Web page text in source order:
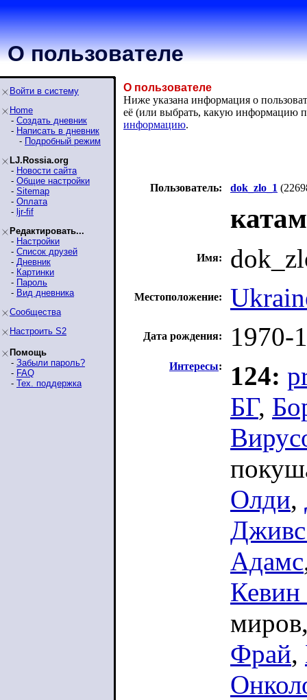
О пользователе
Войти в систему
Home
- Создать дневник
- Написать в дневник
- Подробный режим
LJ.Rossia.org
- Новости сайта
- Общие настройки
- Sitemap
- Оплата
- ljr-fif
Редактировать...
- Настройки
- Список друзей
- Дневник
- Картинки
- Пароль
- Вид дневника
Сообщества
Настроить S2
Помощь
- Забыли пароль?
- FAQ
- Тех. поддержка
О пользователе
Ниже указана информация о
её (или выбрать, какую информацию
информацию.
Пользователь: dok_zlo_1
Имя:
Местоположение:
Дата рождения: 1970-
Интересы: 124:
БГ,
Олди,
Адамс
Фрай,